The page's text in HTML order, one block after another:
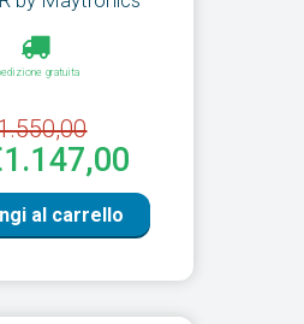
gratuita
al carrello